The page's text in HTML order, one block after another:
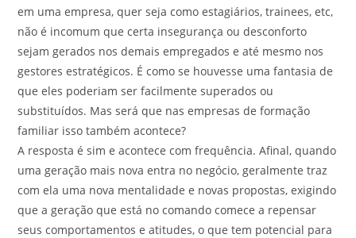
em uma empresa, quer seja como estagiários, trainees, etc,
não é incomum que certa insegurança ou desconforto
sejam gerados nos demais empregados e até mesmo nos
gestores estratégicos. É como se houvesse uma fantasia de
que eles poderiam ser facilmente superados ou
substituídos. Mas será que nas empresas de formação
familiar isso também acontece?
A resposta é sim e acontece com frequência. Afinal, quando
uma geração mais nova entra no negócio, geralmente traz
com ela uma nova mentalidade e novas propostas, exigindo
que a geração que está no comando comece a repensar
seus comportamentos e atitudes, o que tem potencial para